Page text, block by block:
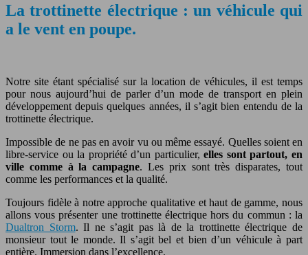
La trottinette électrique : un véhicule qui
a le vent en poupe.
Notre site étant spécialisé sur la location de véhicules, il est temps
pour nous aujourd’hui de parler d’un mode de transport en plein
développement depuis quelques années, il s’agit bien entendu de la
trottinette électrique.
Impossible de ne pas en avoir vu ou même essayé. Quelles soient en
libre-service ou la propriété d’un particulier,elles sont partout, en
ville comme à la campagne. Les prix sont très disparates, tout
comme les performances et la qualité.
Toujours fidèle à notre approche qualitative et haut de gamme, nous
allons vous présenter une trottinette électrique hors du commun : la
Dualtron Storm. Il ne s’agit pas là de la trottinette électrique de
monsieur tout le monde. Il s’agit bel et bien d’un véhicule à part
entière. Immersion dans l’excellence.